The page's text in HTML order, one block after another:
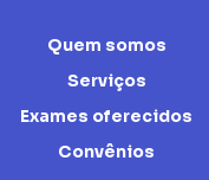
Quem somos
Serviços
Exames oferecidos
Convênios